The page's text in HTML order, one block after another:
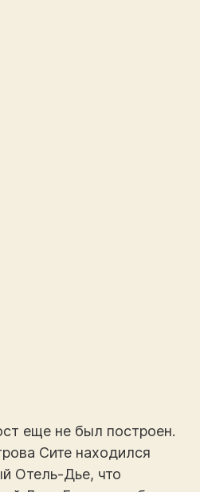
еще не был построен.
Сите находился
Отель-Дье, что